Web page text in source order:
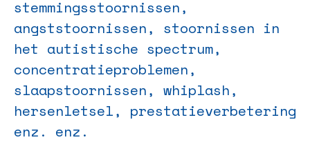
stemmingsstoornissen,
angststoornissen, stoornissen in
het autistische spectrum,
concentratieproblemen,
slaapstoornissen, whiplash,
hersenletsel, prestatieverbetering
enz. enz.